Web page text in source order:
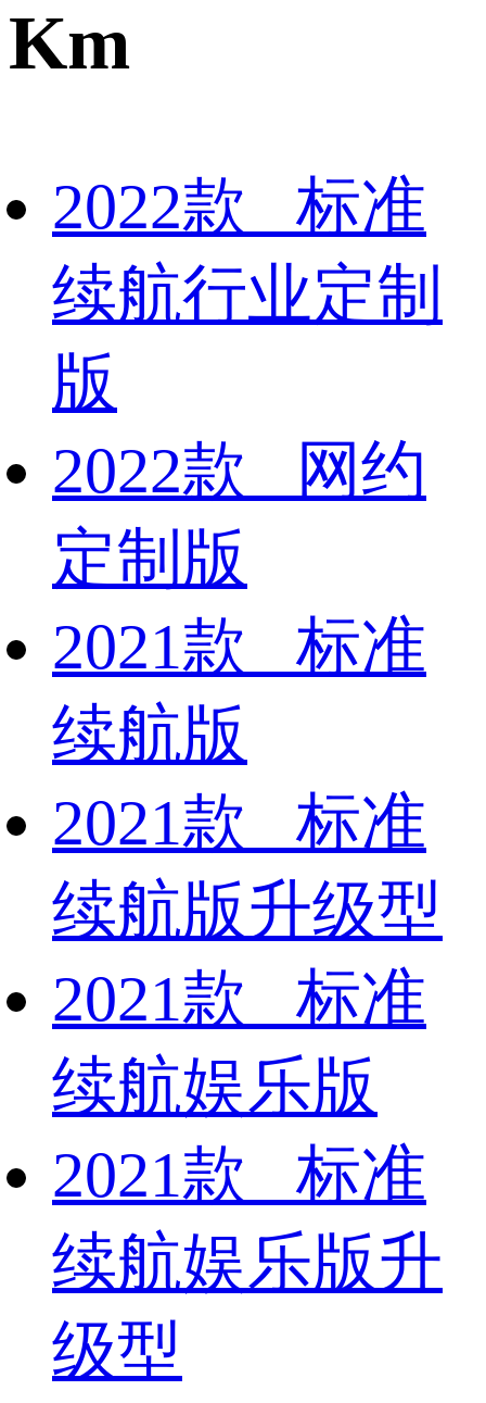
Km
2022款 标准
续航行业定制
版
2022款 网约
定制版
2021款 标准
续航版
2021款 标准
续航版升级型
2021款 标准
续航娱乐版
2021款 标准
续航娱乐版升
级型